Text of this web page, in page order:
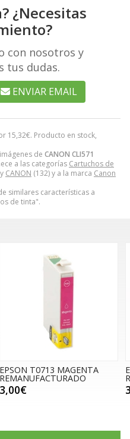
15,32€. Producto en stock,
de CANON CLI571
a las categorías Cartuchos de
CANON (132) y a la marca Canon
similares características a
de tinta".
¿Necesitas
con nosotros y
tus dudas.
ENVIAR EMAIL
EPSON T1293
REMANUFACTURADO